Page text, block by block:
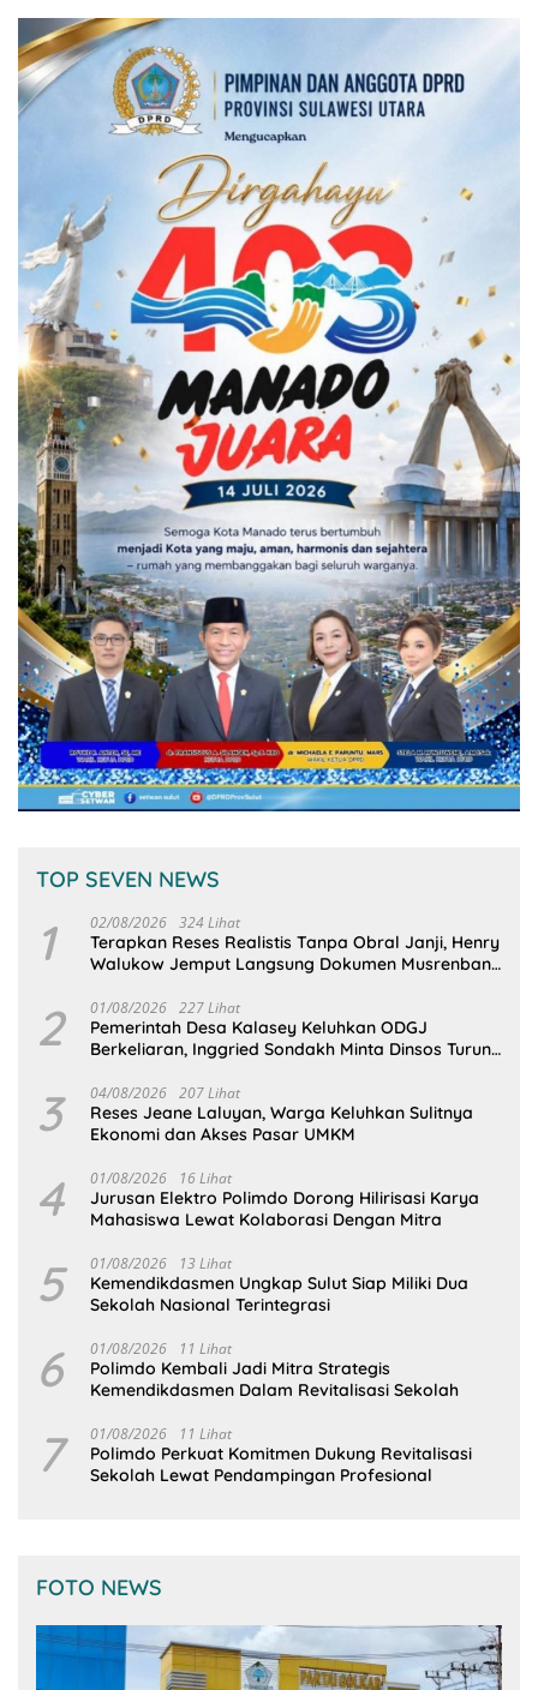
TOP SEVEN NEWS
1 02/08/2026 324 Lihat
Terapkan Reses Realistis Tanpa Obral Janji, Henry
Walukow Jemput Langsung Dokumen Musrenbang
2 01/08/2026 227 Lihat
Pemerintah Desa Kalasey Keluhkan ODGJ
Berkeliaran, Inggried Sondakh Minta Dinsos Turun
3 04/08/2026 207 Lihat
Reses Jeane Laluyan, Warga Keluhkan Sulitnya
Ekonomi dan Akses Pasar UMKM
4 01/08/2026 16 Lihat
Jurusan Elektro Polimdo Dorong Hilirisasi Karya
Mahasiswa Lewat Kolaborasi Dengan Mitra
5 01/08/2026 13 Lihat
Kemendikdasmen Ungkap Sulut Siap Miliki Dua
Sekolah Nasional Terintegrasi
6 01/08/2026 11 Lihat
Polimdo Kembali Jadi Mitra Strategis
Kemendikdasmen Dalam Revitalisasi Sekolah
7 01/08/2026 11 Lihat
Polimdo Perkuat Komitmen Dukung Revitalisasi
Sekolah Lewat Pendampingan Profesional
FOTO NEWS